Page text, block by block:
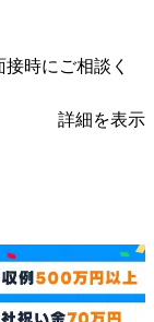
時にご相談く
詳細を表示